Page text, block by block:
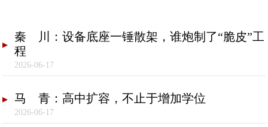
秦 川：设备底座一锤散架，谁炮制了“脆皮”工
程
2026-06-17
马 青：高中扩容，不止于增加学位
2026-06-17